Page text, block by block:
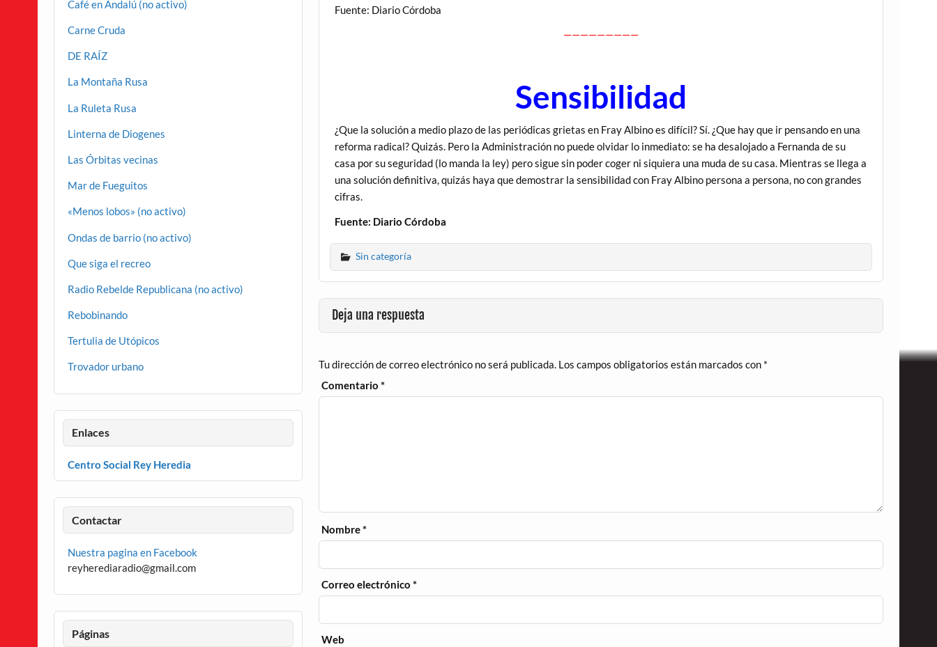
Fuente: Diario Córdoba
—————————
Sensibilidad
¿Que la solución a medio plazo de las periódicas grietas en Fray Albino es difícil? Sí. ¿Que hay que ir pensando en una
reforma radical? Quizás. Pero la Administración no puede olvidar lo inmediato: se ha desalojado a Fernanda de su
casa por su seguridad (lo manda la ley) pero sigue sin poder coger ni siquiera una muda de su casa. Mientras se llega a
una solución definitiva, quizás haya que demostrar la sensibilidad con Fray Albino persona a persona, no con grandes
cifras.
Fuente: Diario Córdoba
Sin categoría
Deja una respuesta
Tu dirección de correo electrónico no será publicada. Los campos obligatorios están marcados con *
Comentario*
Nombre*
Correo electrónico*
Web
Café en Andalú (no activo)
Carne Cruda
DE RAÍZ
La Montaña Rusa
La Ruleta Rusa
Linterna de Diogenes
Las Órbitas vecinas
Mar de Fueguitos
«Menos lobos» (no activo)
Ondas de barrio (no activo)
Que siga el recreo
Radio Rebelde Republicana (no activo)
Rebobinando
Tertulia de Utópicos
Trovador urbano
Enlaces
Centro Social Rey Heredia
Contactar
Nuestra pagina en Facebook
reyherediaradio@gmail.com
Páginas